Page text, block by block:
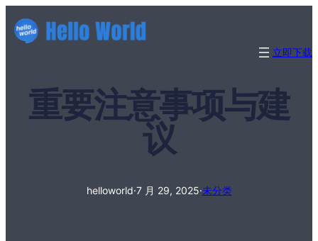
立即下载
重要注意事项与建
议
helloworld·7 月 29, 2025·未分类